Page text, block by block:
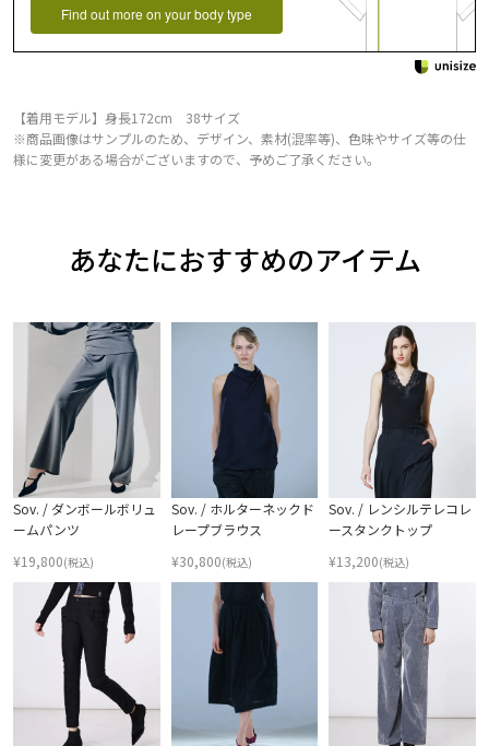
Find out more on your body type
【着用モデル】身長172cm 38サイズ
※商品画像はサンプルのため、デザイン、素材(混率等)、色味やサイズ等の仕
様に変更がある場合がございますので、予めご了承ください。
あなたにおすすめのアイテム
Sov. / ダンボールボリュ
ームパンツ
¥19,800(税込)
Sov. / ホルターネックド
レープブラウス
¥30,800(税込)
Sov. / レンシルテレコレ
ースタンクトップ
¥13,200(税込)